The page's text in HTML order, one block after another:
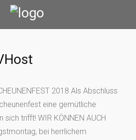
2018 Als Abschluss
eine gemütliche
trifft! WIR KÖNNEN AUCH
bei herrlichem